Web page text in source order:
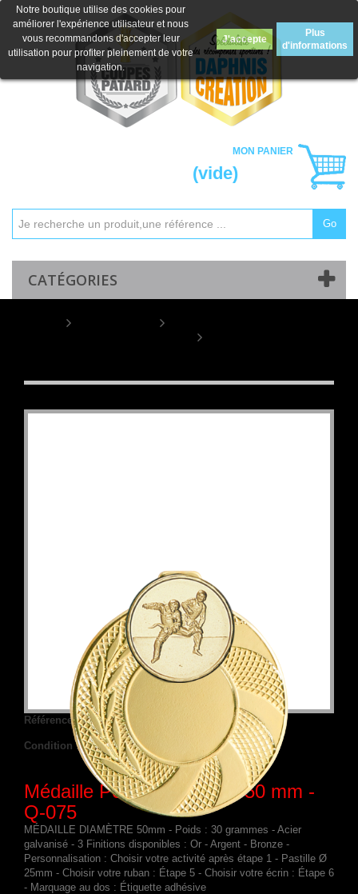
MON PANIER
(vide)
Go
CATÉGORIES
Notre boutique utilise des cookies pour
améliorer l'expérience utilisateur et nous
vous recommandons d'accepter leur
utilisation pour profiter pleinement de votre
navigation.
J'accepte
Plus
d'informations
Référence : Q-075D
Condition : Nouveau produit
Médaille Personnalisée Ø 50 mm -
Q-075
MÉDAILLE DIAMÈTRE 50mm - Poids : 30 grammes - Acier
galvanisé - 3 Finitions disponibles : Or - Argent - Bronze -
Personnalisation : Choisir votre activité après étape 1 - Pastille Ø
25mm - Choisir votre ruban : Étape 5 - Choisir votre écrin : Étape 6
- Marquage au dos : Étiquette adhésive